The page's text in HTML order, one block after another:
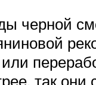
черной
так они